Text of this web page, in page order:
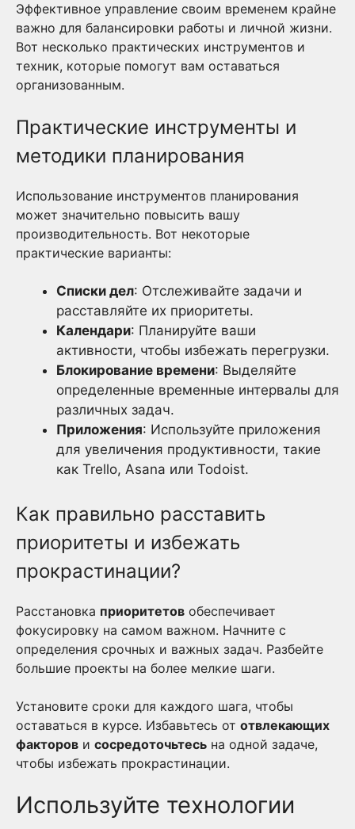
Эффективное управление своим временем крайне
важно для балансировки работы и личной жизни.
Вот несколько практических инструментов и
техник, которые помогут вам оставаться
организованным.
Практические инструменты и
методики планирования
Использование инструментов планирования
может значительно повысить вашу
производительность. Вот некоторые
практические варианты:
Списки дел: Отслеживайте задачи и
расставляйте их приоритеты.
Календари: Планируйте ваши
активности, чтобы избежать перегрузки.
Блокирование времени: Выделяйте
определенные временные интервалы для
различных задач.
Приложения: Используйте приложения
для увеличения продуктивности, такие
как Trello, Asana или Todoist.
Как правильно расставить
приоритеты и избежать
прокрастинации?
Расстановка приоритетов обеспечивает
фокусировку на самом важном. Начните с
определения срочных и важных задач. Разбейте
большие проекты на более мелкие шаги.
Установите сроки для каждого шага, чтобы
оставаться в курсе. Избавьтесь от отвлекающих
факторов и сосредоточьтесь на одной задаче,
чтобы избежать прокрастинации.
Используйте технологии